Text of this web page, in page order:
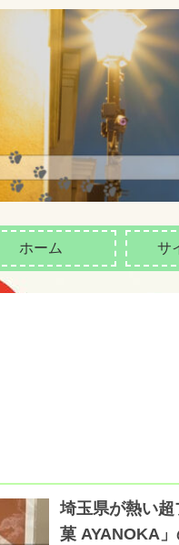
ホーム サ
埼玉県が熱い
菓 AYANOKA